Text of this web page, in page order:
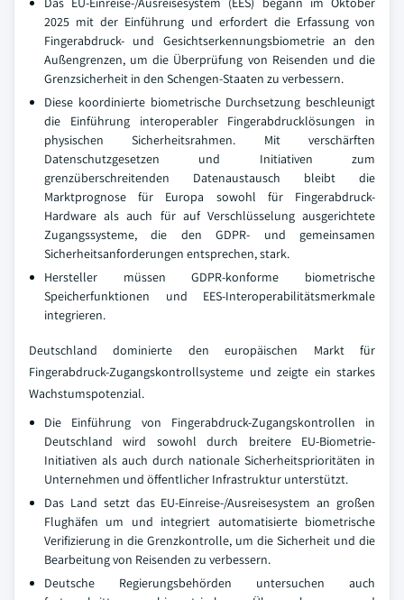
2025 mit der Einführung und erfordert die Erfassung von
Fingerabdruck- und Gesichtserkennungsbiometrie an den
Außengrenzen, um die Überprüfung von Reisenden und die
Grenzsicherheit in den Schengen-Staaten zu verbessern.
Diese koordinierte biometrische Durchsetzung beschleunigt
die Einführung interoperabler Fingerabdrucklösungen in
physischen Sicherheitsrahmen. Mit verschärften
Datenschutzgesetzen und Initiativen zum
grenzüberschreitenden Datenaustausch bleibt die
Marktprognose für Europa sowohl für Fingerabdruck-
Hardware als auch für auf Verschlüsselung ausgerichtete
Zugangssysteme, die den GDPR- und gemeinsamen
Sicherheitsanforderungen entsprechen, stark.
Hersteller müssen GDPR-konforme biometrische
Speicherfunktionen und EES-Interoperabilitätsmerkmale
integrieren.
Deutschland dominierte den europäischen Markt für
Fingerabdruck-Zugangskontrollsysteme und zeigte ein starkes
Wachstumspotenzial.
Die Einführung von Fingerabdruck-Zugangskontrollen in
Deutschland wird sowohl durch breitere EU-Biometrie-
Initiativen als auch durch nationale Sicherheitsprioritäten in
Unternehmen und öffentlicher Infrastruktur unterstützt.
Das Land setzt das EU-Einreise-/Ausreisesystem an großen
Flughäfen um und integriert automatisierte biometrische
Verifizierung in die Grenzkontrolle, um die Sicherheit und die
Bearbeitung von Reisenden zu verbessern.
Deutsche Regierungsbehörden untersuchen auch